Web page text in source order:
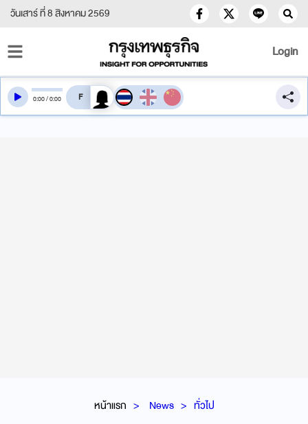
วันเสาร์ ที่ 8 สิงหาคม 2569
Login
หน้าแรก News ทั่วไป
0:00/0:00 สลับเสียงอ่าน